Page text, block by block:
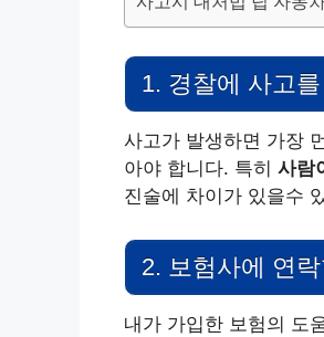
1. 경찰에 사고
사고가 발생하면 가장
아야 합니다. 특히 사람
진술에 차이가 있을수
2. 보험사에 연
내가 가입한 보험의 도